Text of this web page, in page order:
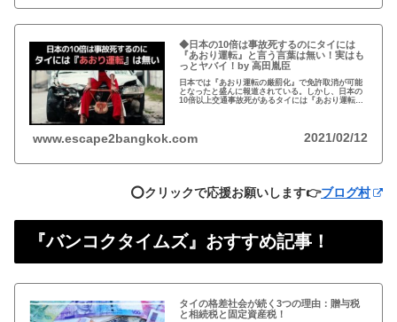
◆日本の10倍は事故死するのにタイには
『あおり運転』と言う言葉は無い！実はも
っとヤバイ！by 高田胤臣
日本では『あおり運転の厳罰化』で免許取消が可能
となったと盛んに報道されている。しかし、日本の
10倍以上交通事故死があるタイには『あおり運転』
www.escape2bangkok.com 2021/02/12
⭕️クリックで応援お願いします👉ブログ村
『バンコクタイムズ』おすすめ記事！
タイの格差社会が続く3つの理由：贈与税
と相続税と固定資産税！